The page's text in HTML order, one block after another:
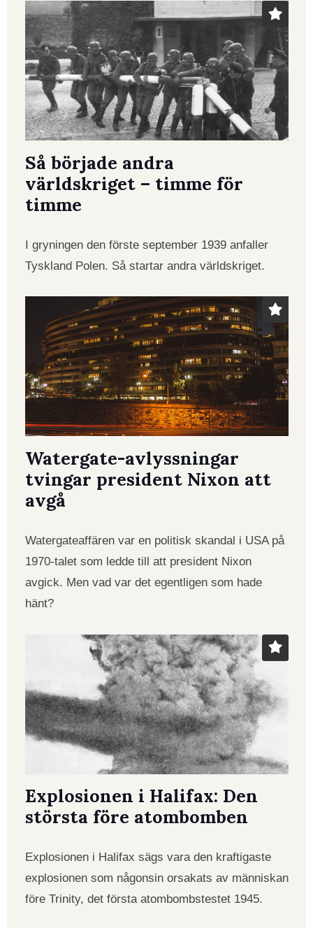
Så började andra
världskriget – timme för
timme
I gryningen den förste september 1939 anfaller
Tyskland Polen. Så startar andra världskriget.
Watergate-avlyssningar
tvingar president Nixon att
avgå
Watergateaffären var en politisk skandal i USA på
1970-talet som ledde till att president Nixon
avgick. Men vad var det egentligen som hade
hänt?
Explosionen i Halifax: Den
största före atombomben
Explosionen i Halifax sägs vara den kraftigaste
explosionen som någonsin orsakats av människan
före Trinity, det första atombombstestet 1945.